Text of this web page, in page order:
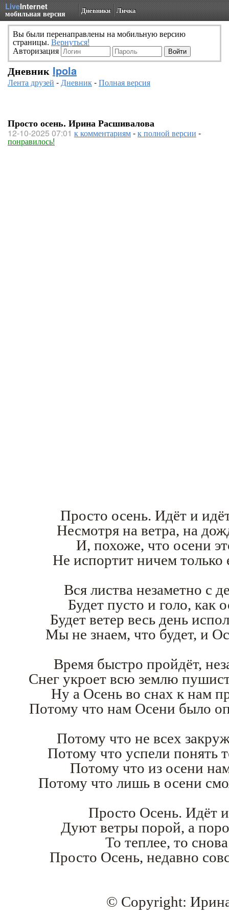
LiveInternet
мобильная версия Дневники Личка
Вы были перенаправлены на мобильную версию
страницы. Вернуться!
Авторизация
Дневник Ipola
Лента друзей -Дневник-Полная версия
Просто осень. Ирина Расшивалова
12-10-2025 07:01 к комментариям-к полной версии -
понравилось!
Просто осень. Идёт и
Несмотря на ветра, на
И, похоже, что осени
Не испортит ничем только
Вся листва незаметно с
Будет пусто и голо, как
Будет ветер весь день
Мы не знаем, что будет, и
Время быстро пройдёт,
Снег укроет всю землю
Ну а Осень во снах к нам
Потому что нам Осени было
Потому что не всех
Потому что успели понять
Потому что из осени
Потому что лишь в осени
Просто Осень. Идёт и
Дуют ветры порой, а
То теплее, то
Просто Осень, недавно
© Copyright: